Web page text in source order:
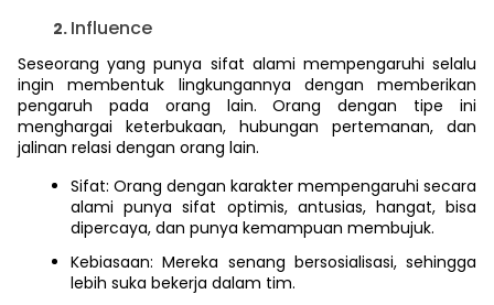
Influence
Seseorang yang punya sifat alami mempengaruhi selalu
ingin membentuk lingkungannya dengan memberikan
pengaruh pada orang lain. Orang dengan tipe ini
menghargai keterbukaan, hubungan pertemanan, dan
jalinan relasi dengan orang lain.
Sifat: Orang dengan karakter mempengaruhi secara
alami punya sifat optimis, antusias, hangat, bisa
dipercaya, dan punya kemampuan membujuk.
Kebiasaan: Mereka senang bersosialisasi, sehingga
lebih suka bekerja dalam tim.